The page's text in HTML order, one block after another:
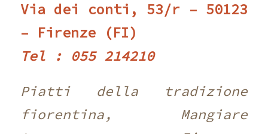
Via dei conti, 53/r – 50123
– Firenze (FI)
Tel : 055 214210 ‎
Piatti della tradizione
fiorentina, Mangiare